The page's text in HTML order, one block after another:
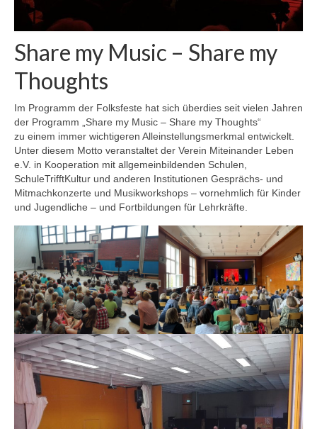
Share my Music – Share my
Thoughts
Im Programm der Folksfeste hat sich überdies seit vielen Jahren
der Programm „Share my Music – Share my Thoughts“
zu einem immer wichtigeren Alleinstellungsmerkmal entwickelt.
Unter diesem Motto veranstaltet der Verein Miteinander Leben
e.V. in Kooperation mit allgemeinbildenden Schulen,
SchuleTrifftKultur und anderen Institutionen Gesprächs- und
Mitmachkonzerte und Musikworkshops – vornehmlich für Kinder
und Jugendliche – und Fortbildungen für Lehrkräfte.